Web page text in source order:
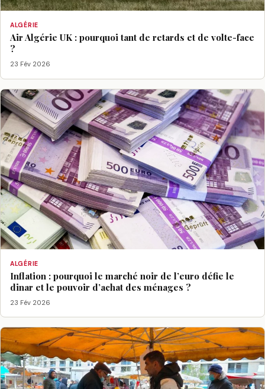
ALGÉRIE
Air Algérie UK : pourquoi tant de retards et de volte-face
?
23 Fév 2026
ALGÉRIE
Inflation : pourquoi le marché noir de l’euro défie le
dinar et le pouvoir d’achat des ménages ?
23 Fév 2026